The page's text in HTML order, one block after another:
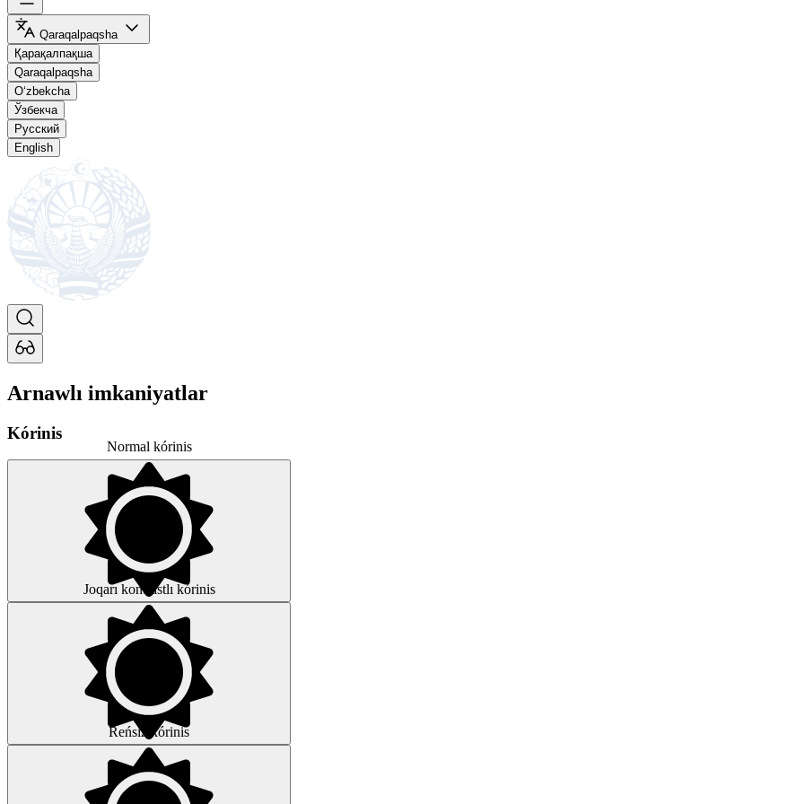
Qaraqalpaqsha
Қарақалпақша
Qaraqalpaqsha
O‘zbekcha
Ўзбекча
Русский
English
Arnawlı imkaniyatlar
Kórinis
Normal kórinis
Joqarı kontrastlı kórinis
Reńsiz kórinis